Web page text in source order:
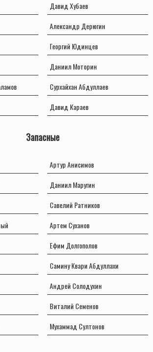
Давид Хубаев
Александр Дерюгин
Георгий Юдинцев
Даниил Моторин
Сурхайхан Абдуллаев
Давид Караев
Запасные
Артур Анисимов
Даниил Маругин
Савелий Ратников
Артем Суханов
Ефим Долгополов
Самину Квари Абдуллахи
Андрей Солодухин
Виталий Семенов
Мухаммад Султонов